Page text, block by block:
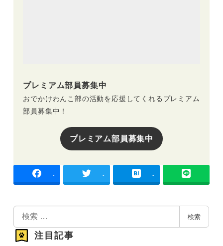
プレミアム部員募集中
おでかけわんこ部の活動を応援してくれるプレミアム
部員募集中！
プレミアム部員募集中
- - -
索
検索
注目記事